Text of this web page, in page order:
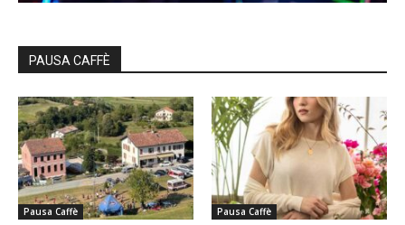
PAUSA CAFFÈ
Pausa Caffè Pausa Caffè